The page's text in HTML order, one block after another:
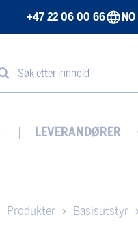
+47 22 06 00 66 NO
Søk etter innhold
LEVERANDØRER
Produkter Basisutstyr